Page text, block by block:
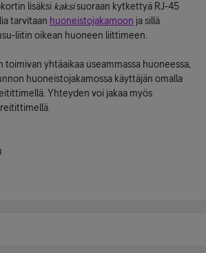
lisäksi kaksisuoraan kytkettyä RJ-45
tarvitaan huoneistojakamoon ja sillä
liitin oikean huoneen liittimeen.
toimivan yhtäaikaa useammassa huoneessa,
huoneistojakamossa käyttäjän omalla
Yhteyden voi jakaa myös